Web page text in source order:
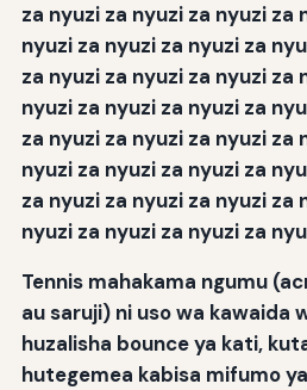
za nyuzi za nyuzi za nyuzi za
nyuzi za nyuzi za nyuzi za
za nyuzi za nyuzi za nyuzi za
nyuzi za nyuzi za nyuzi za
za nyuzi za nyuzi za nyuzi za
nyuzi za nyuzi za nyuzi za
za nyuzi za nyuzi za nyuzi za
nyuzi za nyuzi za nyuzi za
Tennis mahakama ngumu
au saruji) ni uso wa kawaida
huzalisha bounce ya kati,
hutegemea kabisa mifumo